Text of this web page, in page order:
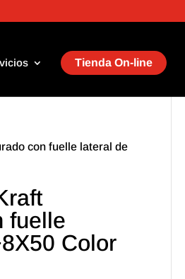
Tienda On-line
con fuelle lateral de
fuelle
Color